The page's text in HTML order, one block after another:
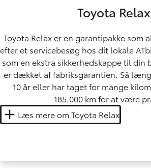
Toyota Relax
Toyota Relax er en garantipakke som
efter et servicebesøg hos dit lokale
som en ekstra sikkerhedskappe til
er dækket af fabriksgarantien. Så
10 år eller har taget for mange
185.000 km for at være
Læs mere om Toyota Relax